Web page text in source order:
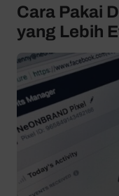
Cara Pakai
yang Lebih